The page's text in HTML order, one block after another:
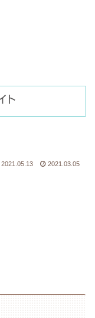
2021.05.13 2021.03.05